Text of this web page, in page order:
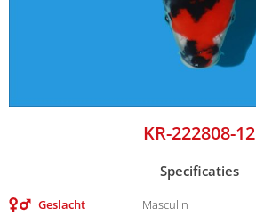
KR-222808-12
Specificaties
Geslacht
Masculin